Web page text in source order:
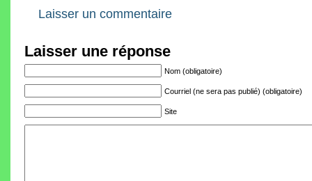
Laisser un commentaire
Laisser une réponse
Nom (obligatoire)
Courriel (ne sera pas publié) (obligatoire)
Site